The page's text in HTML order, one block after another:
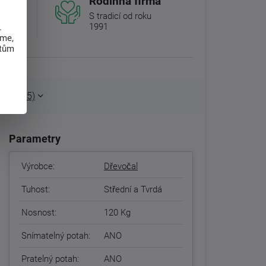
S tradicí od roku
1991
(15)
Parametry
Výrobce: Dřevočal
Tuhost: Střední a Tvrdá
Nosnost: 120 Kg
Snímatelný potah: ANO
Pratelný potah: ANO